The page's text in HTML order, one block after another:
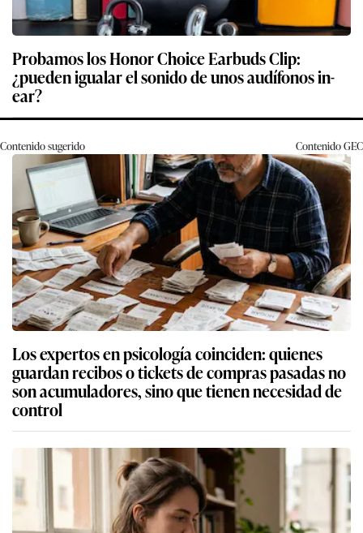
Probamos los Honor Choice Earbuds Clip:
¿pueden igualar el sonido de unos audífonos in-
ear?
Contenido sugerido ContenidoGEC
Los expertos en psicología coinciden: quienes
guardan recibos o tickets de compras pasadas no
son acumuladores, sino que tienen necesidad de
control